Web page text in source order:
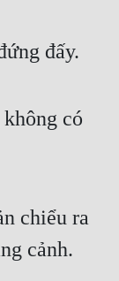
đấy.
có
chiểu ra
cảnh.